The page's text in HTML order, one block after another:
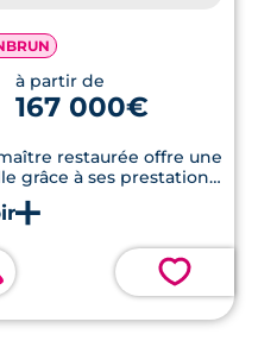
à partir de
167 000€
restaurée offre une
grâce à ses prestations
stratégique et
paysagers.
💗